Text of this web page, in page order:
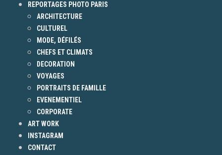
REPORTAGES PHOTO PARIS
ARCHITECTURE
CULTUREL
MODE, DÉFILÉS
CHEFS ET CLIMATS
DECORATION
VOYAGES
PORTRAITS DE FAMILLE
EVENEMENTIEL
CORPORATE
ART WORK
INSTAGRAM
CONTACT